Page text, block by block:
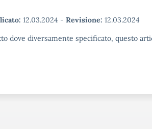
12.03.2024 - Revisione: 12.03.2024
dove diversamente specificato, questo